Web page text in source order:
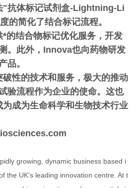
"抗体标记试剂盒-Lightning-Li
的简化了结合标记流程。
的结合物标记优化服务，开发
。此外，Innova也向药物研发
品。
性的技术和服务，极大的推动
验流程作为企业的使命。这也
成为生命科学和生物技术行业
growing, dynamic business based i
the UK’s leading innovation centre. At t